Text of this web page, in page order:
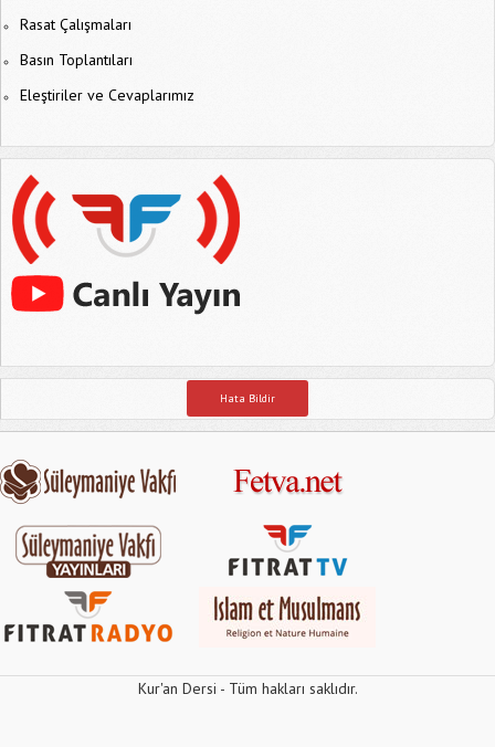
Rasat Çalışmaları
Basın Toplantıları
Eleştiriler ve Cevaplarımız
Hata Bildir
Kur'an Dersi - Tüm hakları saklıdır.